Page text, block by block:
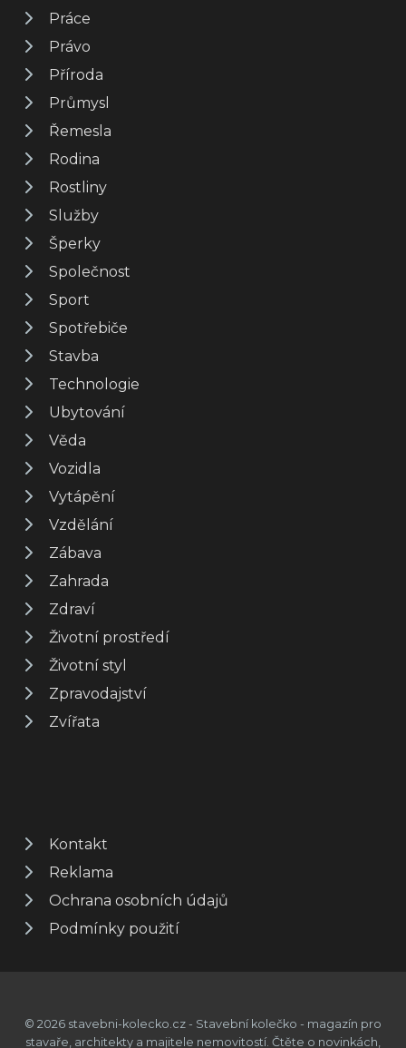
Práce
Právo
Příroda
Průmysl
Řemesla
Rodina
Rostliny
Služby
Šperky
Společnost
Sport
Spotřebiče
Stavba
Technologie
Ubytování
Věda
Vozidla
Vytápění
Vzdělání
Zábava
Zahrada
Zdraví
Životní prostředí
Životní styl
Zpravodajství
Zvířata
Kontakt
Reklama
Ochrana osobních údajů
Podmínky použití
© 2026 stavebni-kolecko.cz - Stavební kolečko - magazín pro
stavaře, architekty a majitele nemovitostí. Čtěte o novinkách,